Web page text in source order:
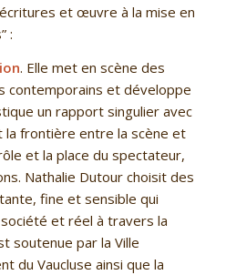
et œuvre à la mise en
:
. Elle met en scène des
contemporains et développe
un rapport singulier avec
la frontière entre la scène et
et la place du spectateur,
Nathalie Dutour choisit des
fine et sensible qui
et réel à travers la
soutenue par la Ville
du Vaucluse ainsi que la